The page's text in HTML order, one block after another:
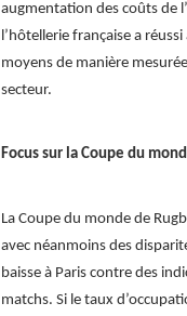
augmentation des coûts de
l’hôtellerie française a
moyens de manière
secteur.
Focus sur la Coupe du
La Coupe du monde de
avec néanmoins des
baisse à Paris contre des
matchs. Si le taux